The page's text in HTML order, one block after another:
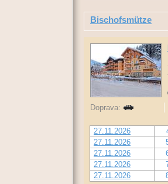
Bischofsmütze
Doprava:
27.11.2026
27.11.2026
27.11.2026
27.11.2026
27.11.2026